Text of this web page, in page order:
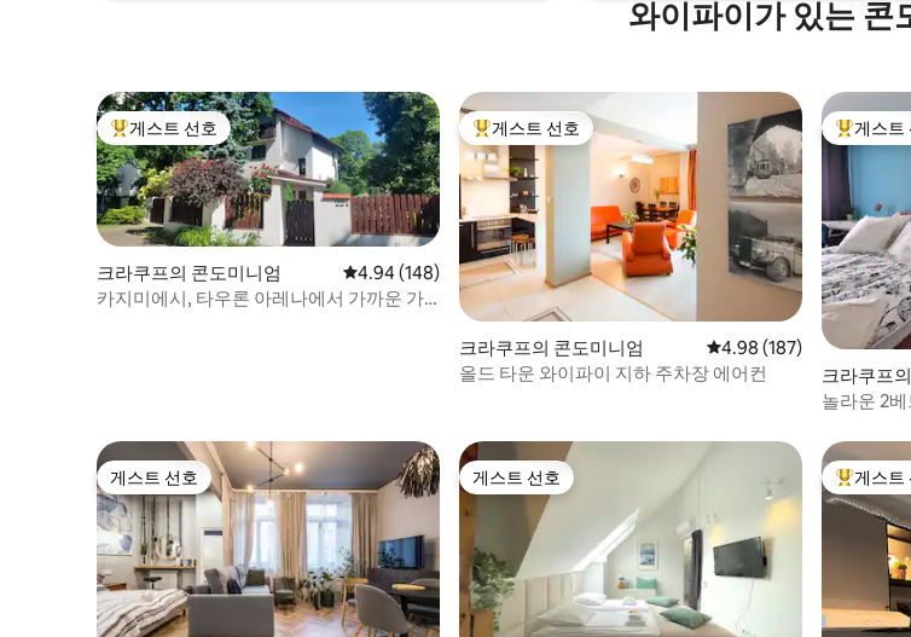
와이파이가 있는 콘
상위 게스트 선호
게스트 선호
크라쿠프의 콘도미니엄 평점 4.94점(5점 만점), 후기 148개
4.94 (148)
카지미에시, 타우론 아레나에서 가까운 가
상위 게스트 선호
게스트 선호
크라쿠프의 콘도미니엄 평점 4.98점(5점 만점),
4.98 (187)
올드 타운 와이파이 지하 주차장 에어컨
상위 게
게스트
크라쿠프
놀라운 2
게스트 선호
게스트 선호 게스트 선호
게스트 선호 상위 게
게스트